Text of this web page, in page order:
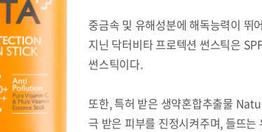
중금속 및 유해성분에 해독능력이 뛰
지닌 닥터비타 프로텍션 썬스틱은
썬스틱이다.
또한, 특허 받은 생약혼합추출물
극 받은 피부를 진정시켜주며, 들뜨